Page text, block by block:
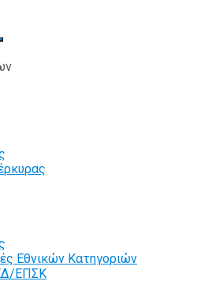
Εθνικών Κατηγοριών
ΕΠΣΚ